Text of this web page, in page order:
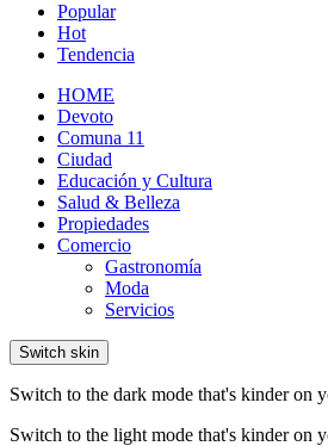
Popular
Hot
Tendencia
HOME
Devoto
Comuna 11
Ciudad
Educación y Cultura
Salud & Belleza
Propiedades
Comercio
Gastronomía
Moda
Servicios
Switch skin
Switch to the dark mode that's kinder on
Switch to the light mode that's kinder on